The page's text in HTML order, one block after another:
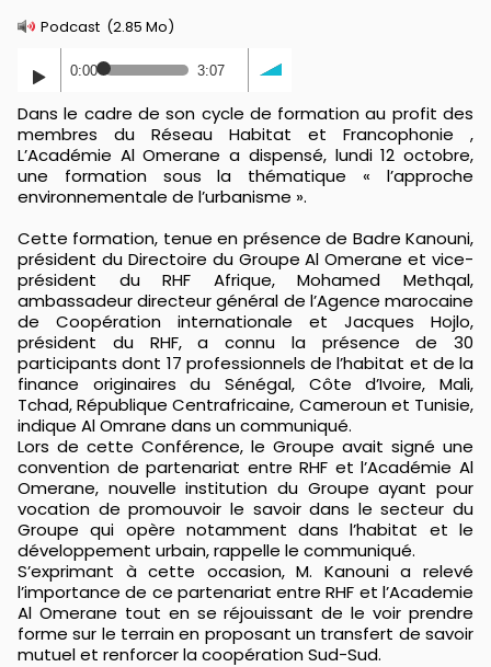
Podcast (2.85 Mo)
0:00 3:07
Dans le cadre de son cycle de formation au profit des
membres du Réseau Habitat et Francophonie ,
L’Académie Al Omerane a dispensé, lundi 12 octobre,
une formation sous la thématique « l’approche
environnementale de l’urbanisme ».
Cette formation, tenue en présence de Badre Kanouni,
président du Directoire du Groupe Al Omerane et vice-
président du RHF Afrique, Mohamed Methqal,
ambassadeur directeur général de l’Agence marocaine
de Coopération internationale et Jacques Hojlo,
président du RHF, a connu la présence de 30
participants dont 17 professionnels de l’habitat et de la
finance originaires du Sénégal, Côte d’Ivoire, Mali,
Tchad, République Centrafricaine, Cameroun et Tunisie,
indique Al Omrane dans un communiqué.
Lors de cette Conférence, le Groupe avait signé une
convention de partenariat entre RHF et l’Académie Al
Omerane, nouvelle institution du Groupe ayant pour
vocation de promouvoir le savoir dans le secteur du
Groupe qui opère notamment dans l’habitat et le
développement urbain, rappelle le communiqué.
S’exprimant à cette occasion, M. Kanouni a relevé
l’importance de ce partenariat entre RHF et l’Academie
Al Omerane tout en se réjouissant de le voir prendre
forme sur le terrain en proposant un transfert de savoir
mutuel et renforcer la coopération Sud-Sud.